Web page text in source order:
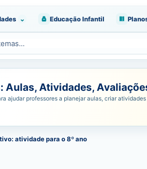
⌄ Educação Infantil
Aulas, Atividades,
ajudar professores a planejar aulas, criar
atividade para o 8º ano